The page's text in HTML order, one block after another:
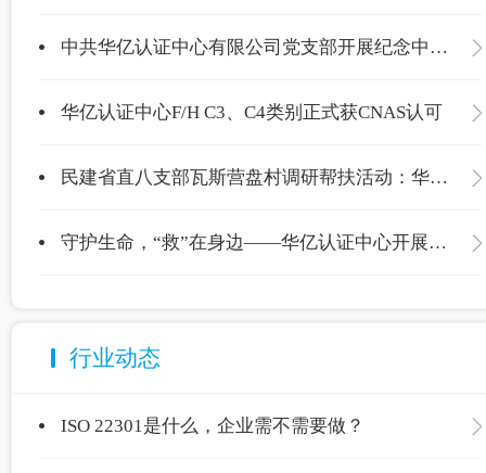
中共华亿认证中心有限公司党支部开展纪念中国共产党成立105周年主题党日活动
华亿认证中心F/H C3、C4类别正式获CNAS认可
民建省直八支部瓦斯营盘村调研帮扶活动：华亿认证中心爱心捐赠温暖校园
守护生命，“救”在身边——华亿认证中心开展应急救护专项培训
行业动态
ISO 22301是什么，企业需不需要做？